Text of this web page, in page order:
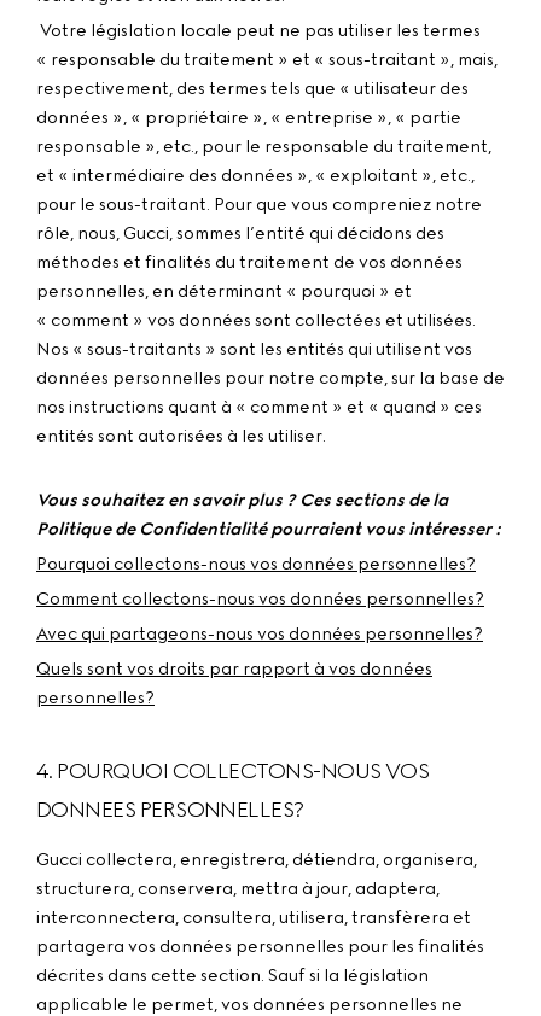
Votre législation locale peut ne pas utiliser les termes
« responsable du traitement » et « sous-traitant », mais,
respectivement, des termes tels que « utilisateur des
données », « propriétaire », « entreprise », « partie
responsable », etc., pour le responsable du traitement,
et « intermédiaire des données », « exploitant », etc.,
pour le sous-traitant. Pour que vous compreniez notre
rôle, nous, Gucci, sommes l’entité qui décidons des
méthodes et finalités du traitement de vos données
personnelles, en déterminant « pourquoi » et
« comment » vos données sont collectées et utilisées.
Nos « sous-traitants » sont les entités qui utilisent vos
données personnelles pour notre compte, sur la base de
nos instructions quant à « comment » et « quand » ces
entités sont autorisées à les utiliser.
Vous souhaitez en savoir plus ? Ces sections de la
Politique de Confidentialité pourraient vous intéresser :
Pourquoi collectons-nous vos données personnelles?
Comment collectons-nous vos données personnelles?
Avec qui partageons-nous vos données personnelles?
Quels sont vos droits par rapport à vos données
personnelles?
4. POURQUOI COLLECTONS-NOUS VOS
DONNEES PERSONNELLES?
Gucci collectera, enregistrera, détiendra, organisera,
structurera, conservera, mettra à jour, adaptera,
interconnectera, consultera, utilisera, transfèrera et
partagera vos données personnelles pour les finalités
décrites dans cette section. Sauf si la législation
applicable le permet, vos données personnelles ne